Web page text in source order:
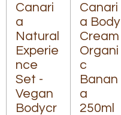
Canari
a
Natural
Experie
nce
Set -
Vegan
Bodycr
Canari
a Body
Cream
Organi
c
Banan
a
250ml